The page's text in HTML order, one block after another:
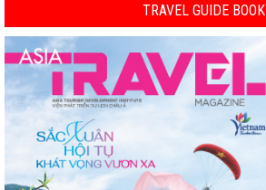
TRAVEL GUIDE BOOK
Previous